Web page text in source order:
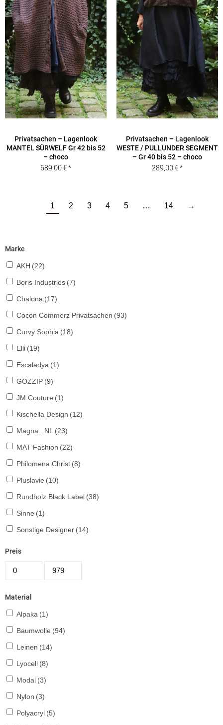
Privatsachen – Lagenlook
MANTEL SÜRWELF Gr 42 bis 52
– choco
689,00€
Privatsachen – Lagenlook
WESTE / PULLUNDER SEGMENT
– Gr 40 bis 52 – choco
289,00€
1 2 3 4 5 … 14 →
Marke
AKH (22)
Boris Industries (7)
Chalona (17)
Cocon Commerz Privatsachen (93)
Curvy Sophia (18)
Elli (19)
Escaladya (1)
GOZZIP (9)
JM Couture (1)
Kischella Design (12)
Magna...NL (23)
MAT Fashion (22)
Philomena Christ (8)
Pluslavie (10)
Rundholz Black Label (38)
Sinne (1)
Sonstige Designer (14)
Preis
Material
Alpaka (1)
Baumwolle (94)
Leinen (14)
Lyocell (8)
Modal (3)
Nylon (3)
Polyacryl (5)